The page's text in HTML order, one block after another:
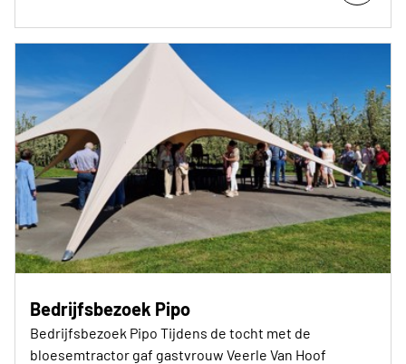
Bedrijfsbezoek Pipo
Bedrijfsbezoek Pipo Tijdens de tocht met de
bloesemtractor gaf gastvrouw Veerle Van Hoof